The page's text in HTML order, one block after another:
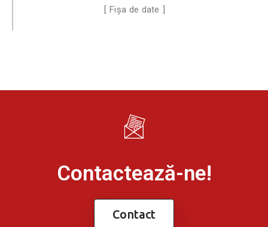
[ Fișa de date ]
Contactează-ne!
Contact